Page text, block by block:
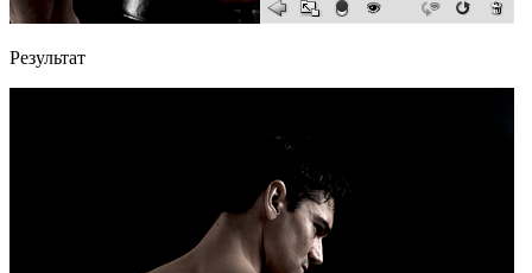
Результат